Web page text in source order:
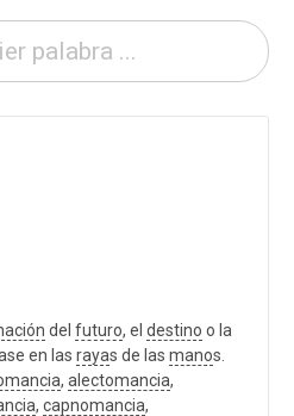
del futuro, el destino o la
en las rayas de las manos.
, alectomancia,
, capnomancia,